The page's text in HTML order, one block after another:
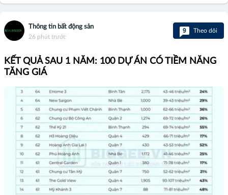
Thông tin bất động sản
26 phút trước
9 Theo dõi
KẾT QUẢ SAU 1 NĂM: 100 DỰ ÁN CÓ TIỀM NĂNG
TĂNG GIÁ